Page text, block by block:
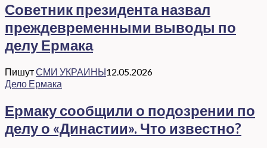
Советник президента назвал
преждевременными выводы по
делу Ермака
ПишутСМИ УКРАИНЫ12.05.2026
Дело Ермака
Ермаку сообщили о подозрении по
делу о «Династии». Что известно?